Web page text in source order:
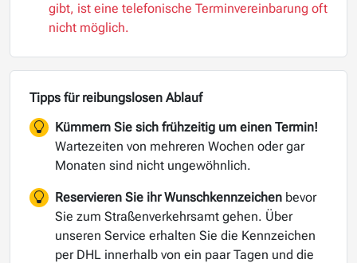
gibt, ist eine telefonische Terminvereinbarung oft
nicht möglich.
Tipps für reibungslosen Ablauf
Kümmern Sie sich frühzeitig um einen Termin!
Wartezeiten von mehreren Wochen oder gar
Monaten sind nicht ungewöhnlich.
Reservieren Sie ihr Wunschkennzeichen bevor
Sie zum Straßenverkehrsamt gehen. Über
unseren Service erhalten Sie die Kennzeichen
per DHL innerhalb von ein paar Tagen und die